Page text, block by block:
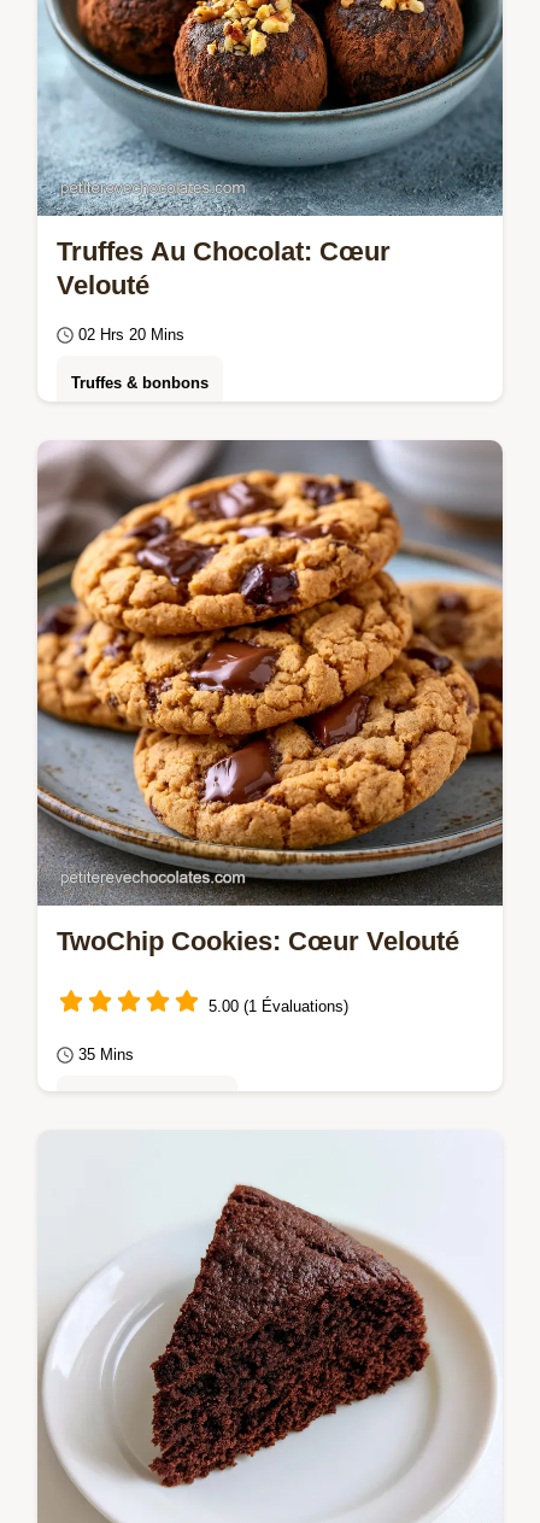
Truffes Au Chocolat: Cœur
Velouté
02 Hrs 20 Mins
Truffes & bonbons
Réussissez vos Truffes au chocolat maison.
Cette recette utilise une ganache au
chocolat onctueuse. Guide de timing inclus.
TwoChip Cookies: Cœur Velouté
5.00 (1 Évaluations)
35 Mins
Chocolate Chip Cookies. Nos cookies
américains moelleux incluent un guide de
timing pas à…